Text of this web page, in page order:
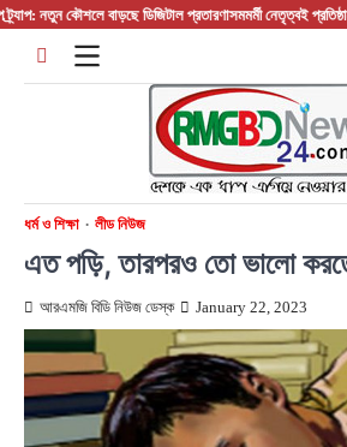
Skip
নতুন কৌশলে বাড়ছে ডিজিটাল প্রতারণাসমমর্মী নেতৃত্বই প্রতিষ্ঠানের
ধর্ম ও শিক্ষা লীড নিউজ
এত পড়ি, তারপরও তো ভালো করতে
আরএমজি বিডি নিউজ ডেস্ক January 22, 2023